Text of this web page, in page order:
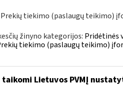
tiekimo (paslaugų teikimo)
žinyno kategorijos: Pridėtinės
tiekimo (paslaugų teikimo)
Lietuvos PVMĮ